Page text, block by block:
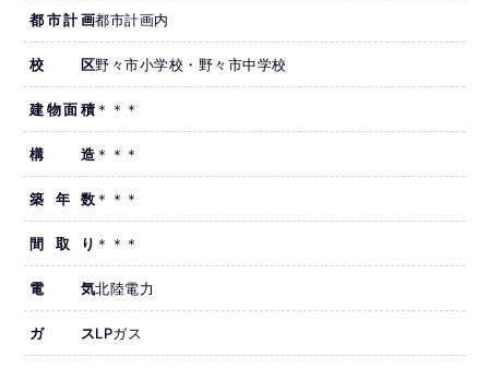
都市計画都市計画内
校区野々市小学校・野々市中学校
建物面積＊＊＊
構造 ＊＊＊
築年数 ＊＊＊
間取り ＊＊＊
電気北陸電力
ガスLPガス